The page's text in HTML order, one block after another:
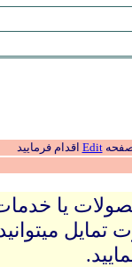
صفحهEdit اقدام فرمایید
یا
میتوانید